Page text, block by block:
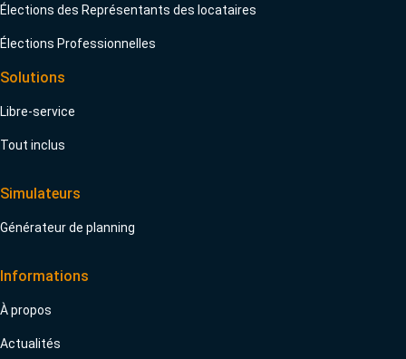
Élections des Représentants des locataires
Élections Professionnelles
Solutions
Libre-service
Tout inclus
Simulateurs
Générateur de planning
Informations
À propos
Actualités